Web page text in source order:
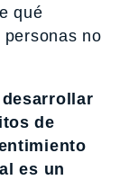
qué
no
de
es un